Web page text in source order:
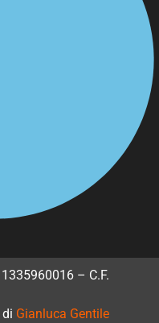
– C.F.
di Gianluca Gentile